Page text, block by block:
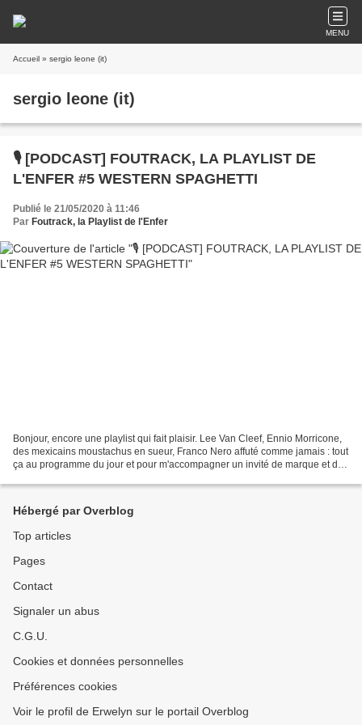
MENU
Accueil » sergio leone (it)
sergio leone (it)
🎙️ [PODCAST] FOUTRACK, LA PLAYLIST DE
L'ENFER #5 WESTERN SPAGHETTI
Publié le 21/05/2020 à 11:46
Par Foutrack, la Playlist de l'Enfer
Bonjour, encore une playlist qui fait plaisir. Lee Van Cleef, Ennio Morricone,
des mexicains moustachus en sueur, Franco Nero affuté comme jamais : tout
ça au programme du jour et pour m'accompagner un invité de marque et de
Hébergé par Overblog
Top articles
Pages
Contact
Signaler un abus
C.G.U.
Cookies et données personnelles
Préférences cookies
Voir le profil de Erwelyn sur le portail Overblog